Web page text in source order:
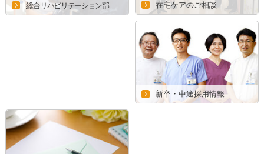
総合リハビリテーション部 在宅ケアのご相談
新卒・中途採用情報